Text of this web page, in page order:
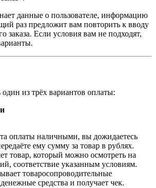
данные о пользователе, информацию
раз предложит вам повторить к вводу
заказа. Если условия вам не подходят,
из трёх вариантов оплаты:
оплаты наличными, вы дожидаетесь
ему сумму за товар в рублях.
товар, который можно осмотреть на
соответствие указанным условиям.
товаросопроводительные
средства и получает чек.